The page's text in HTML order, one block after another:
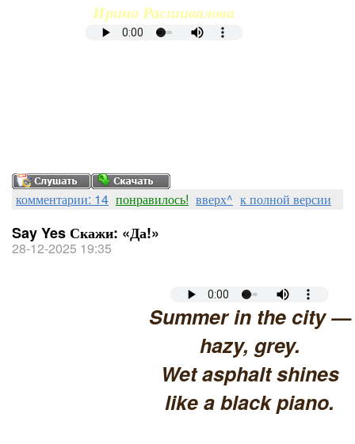
Ирина Расшивалова
комментарии: 14 понравилось! вверх^ к полной версии
Say Yes Скажи: «Да!»
28-12-2025 19:35
Summer in the city —
hazy, grey.
Wet asphalt shines
like a black piano.